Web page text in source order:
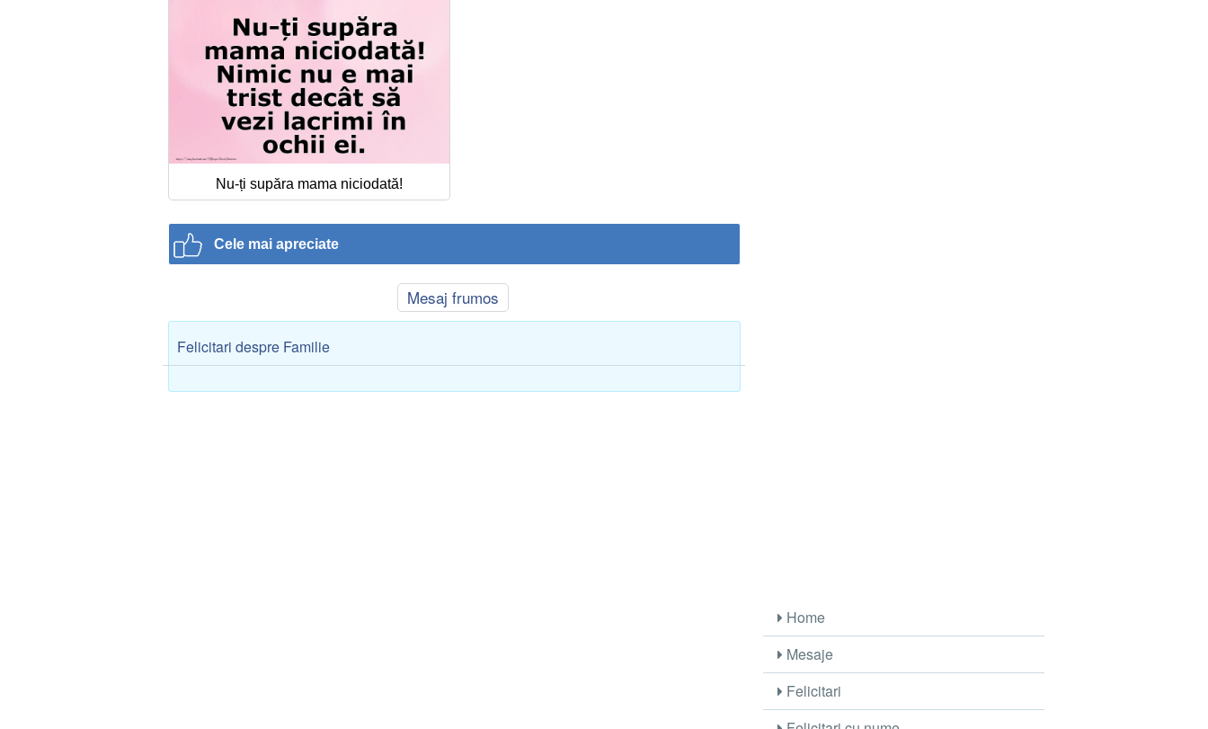
Nu-ți supăra mama niciodată!
Cele mai apreciate
Mesaj frumos
Felicitari despre Familie
Home
Mesaje
Felicitari